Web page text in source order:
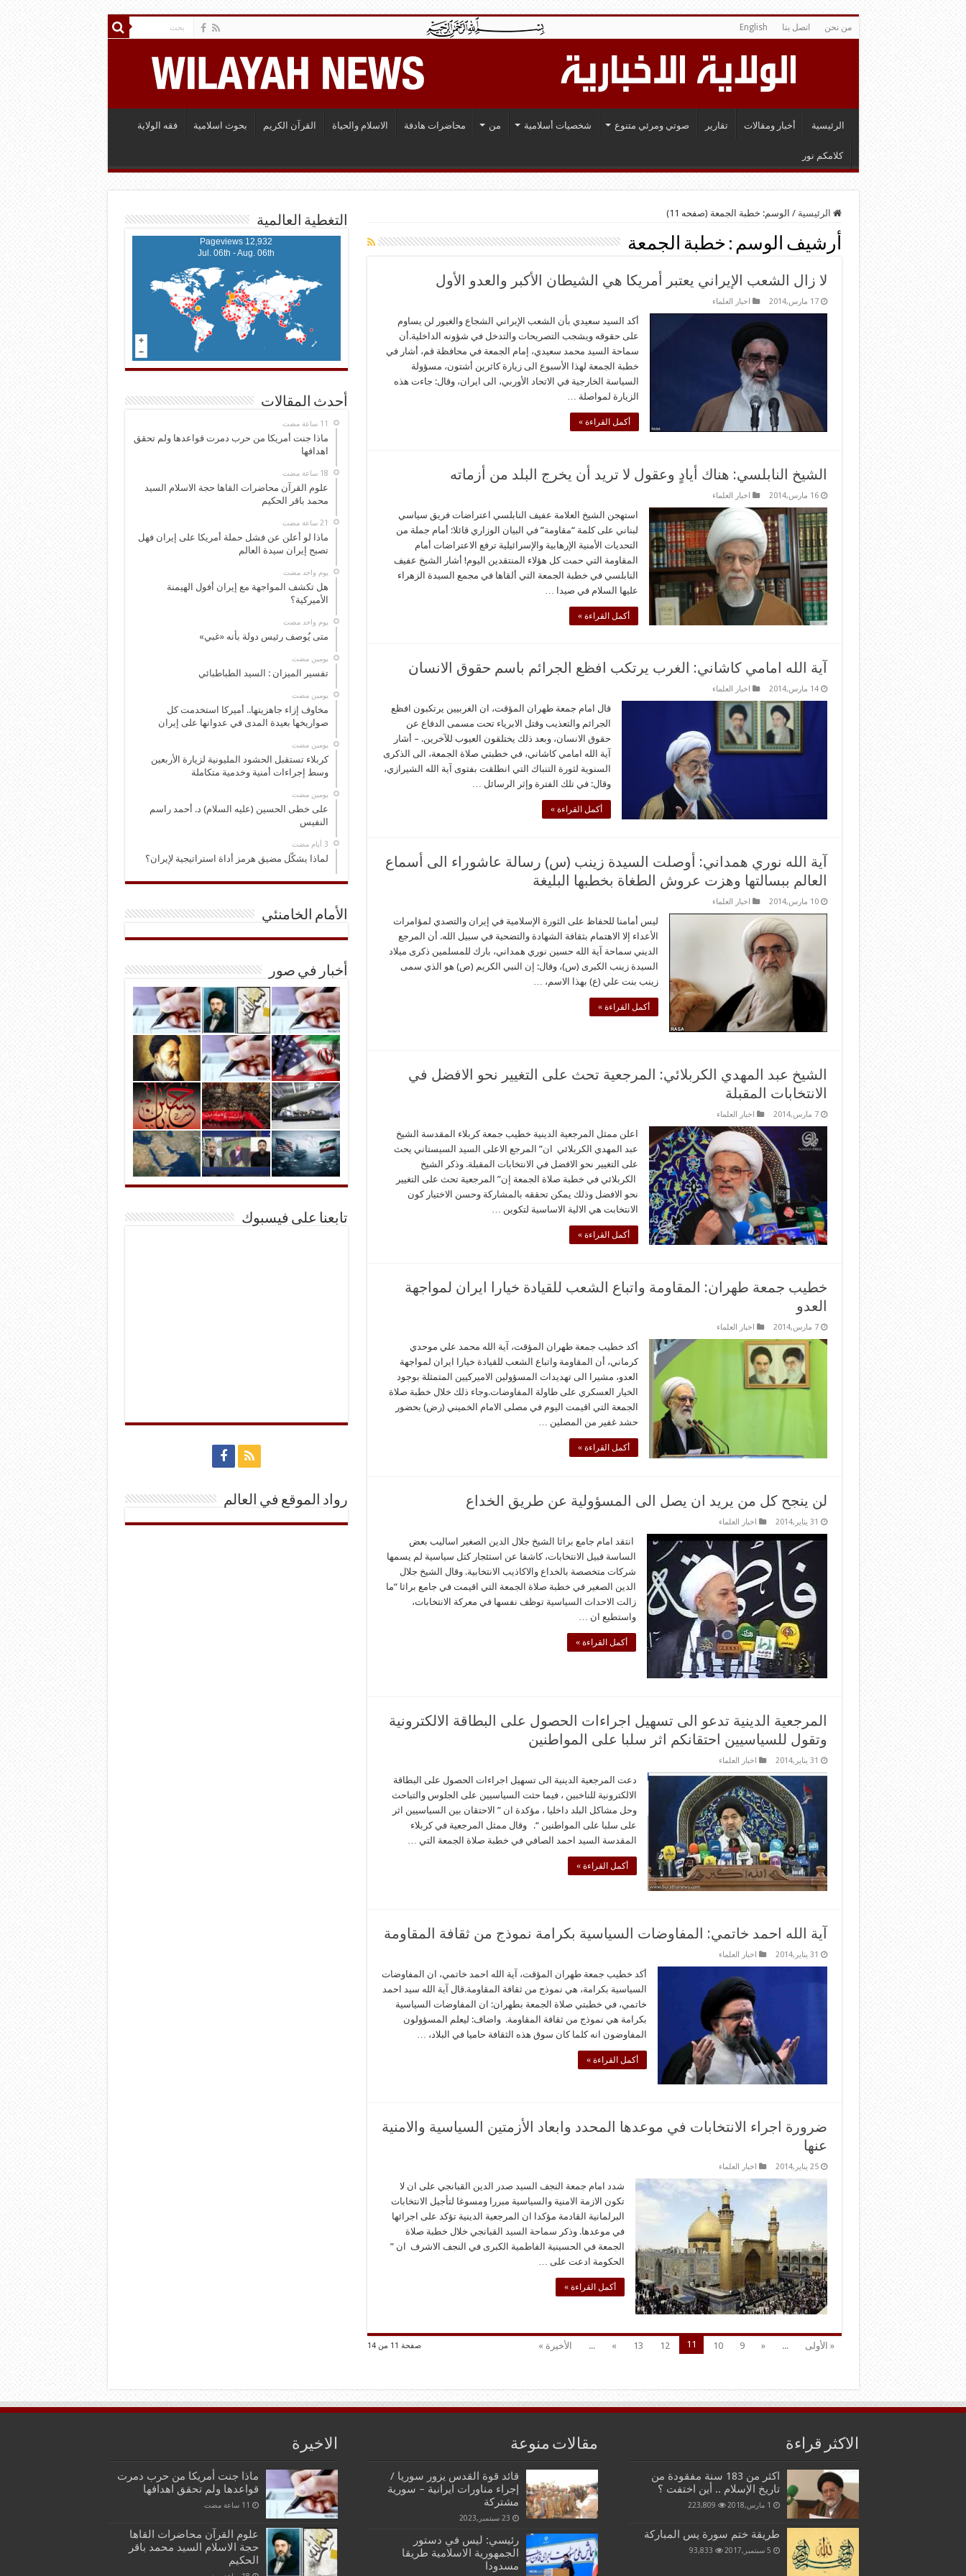
من نحن اتصل بنا English
الرئيسية أخبار ومقالات تقارير صوتي ومرئي متنوع شخصيات أسلامية من محاضرات هادفة الاسلام والحياة القرآن الكريم بحوث اسلامية فقه الولاية
كلامكم نور
الرئيسية / الوسم: خطبة الجمعة (صفحه 11)
أرشيف الوسم : خطبة الجمعة
لا زال الشعب الإيراني يعتبر أمريكا هي الشيطان الأكبر والعدو الأول
17 مارس,2014 اخبار العلماء
أكد السيد سعيدي بأن الشعب الإيراني الشجاع والغيور لن يساوم
على حقوقه ويشجب التصريحات والتدخل في شؤونه الداخلية.أن
سماحة السيد محمد سعيدي، إمام الجمعة في محافظة قم، أشار في
خطبة الجمعة لهذا الأسبوع الى زيارة كاثرين أشتون، مسؤولة
السياسة الخارجية في الاتحاد الأوربي، الى ايران، وقال: جاءت هذه
الزيارة لمواصلة …
أكمل القراءة »
الشيخ النابلسي: هناك أيادٍ وعقول لا تريد أن يخرج البلد من أزماته
16 مارس,2014 اخبار العلماء
استهجن الشيخ العلامة عفيف النابلسي اعتراضات فريق سياسي
لبناني على كلمة “مقاومة” في البيان الوزاري قائلا: أمام جملة من
التحديات الأمنية الإرهابية والإسرائيلية ترفع الاعتراضات أمام
المقاومة التي حمت كل هؤلاء المنتقدين اليوم! أشار الشيخ عفيف
النابلسي في خطبة الجمعة التي ألقاها في مجمع السيدة الزهراء
عليها السلام في صيدا …
أكمل القراءة »
آية الله امامي كاشاني: الغرب يرتكب افظع الجرائم باسم حقوق الانسان
14 مارس,2014 اخبار العلماء
قال امام جمعة طهران المؤقت، ان الغربيين يرتكبون افظع
الجرائم والتعذيب وقتل الابرياء تحت مسمى الدفاع عن
حقوق الانسان، وبعد ذلك يختلقون العيوب للآخرين. – أشار
آية الله امامي كاشاني، في خطبتي صلاة الجمعة، الى الذكرى
السنوية لثورة التنباك التي انطلقت بفتوى آية الله الشيرازي،
وقال: في تلك الفترة وإثر الرسائل …
أكمل القراءة »
آية الله نوري همداني: أوصلت السيدة زينب (س) رسالة عاشوراء الى أسماع
العالم ببسالتها وهزت عروش الطغاة بخطبها البليغة
10 مارس,2014 اخبار العلماء
ليس أمامنا للحفاظ على الثورة الإسلامية في إيران والتصدي لمؤامرات
الأعداء إلا الاهتمام بثقافة الشهادة والتضحية في سبيل الله. أن المرجع
الديني سماحة آية الله حسين نوري همداني، بارك للمسلمين ذكرى ميلاد
السيدة زينب الكبرى (س)، وقال: إن النبي الكريم (ص) هو الذي سمى
زينب بنت علي (ع) بهذا الاسم، …
أكمل القراءة »
الشيخ عبد المهدي الكربلائي: المرجعية تحث على التغيير نحو الافضل في
الانتخابات المقبلة
7 مارس,2014 اخبار العلماء
اعلن ممثل المرجعية الدينية خطيب جمعة كربلاء المقدسة الشيخ
عبد المهدي الكربلائي ان” المرجع الاعلى السيد السيستاني يحث
على التغيير نحو الافضل في الانتخابات المقبلة. وذكر الشيخ
الكربلائي في خطبة صلاة الجمعة إن” المرجعية تحث على التغيير
نحو الافضل وذلك يمكن تحققه بالمشاركة وحسن الاختيار كون
الانتخابت هي الالية الاساسية لتكوين …
أكمل القراءة »
خطيب جمعة طهران: المقاومة واتباع الشعب للقيادة خيارا ايران لمواجهة
العدو
7 مارس,2014 اخبار العلماء
أكد خطيب جمعة طهران المؤقت، آية الله محمد علي موحدي
کرماني، أن المقاومة واتباع الشعب للقيادة خيارا ايران لمواجهة
العدو، مشيرا الى تهديدات المسؤولين الاميركيين المتمثلة بوجود
الخيار العسكري على طاولة المفاوضات.وجاء ذلك خلال خطبة صلاة
الجمعة التي اقيمت اليوم في مصلى الامام الخميني (رض) بحضور
حشد غفير من المصلين …
أكمل القراءة »
لن ينجح كل من يريد ان يصل الى المسؤولية عن طريق الخداع
31 يناير,2014 اخبار العلماء
انتقد امام جامع براثا الشيخ جلال الدين الصغير اساليب بعض
الساسة قبيل الانتخابات، كاشفا عن استئجار كتل سياسية لم يسمها
شركات متخصصة بالخداع والاكاذيب الانتخابية. وقال الشيخ جلال
الدين الصغير في خطبة صلاة الجمعة التي اقيمت في جامع براثا “ما
زالت الاحداث السياسية توظف نفسها في معركة الانتخابات،
واستطيع ان …
أكمل القراءة »
المرجعية الدينية تدعو الى تسهيل اجراءات الحصول على البطاقة الالكترونية
وتقول للسياسيين احتقانكم اثر سلبا على المواطنين
31 يناير,2014 اخبار العلماء
دعت المرجعية الدينية الى تسهيل اجراءات الحصول على البطاقة
الالكترونية للناخبين ، فيما حثت السياسيين على الجلوس والتباحث
وحل مشاكل البلد داخليا ، مؤكدة ان ” الاحتقان بين السياسيين اثر
على سلبا على المواطنين “. وقال ممثل المرجعية في كربلاء
المقدسة السيد احمد الصافي في خطبة صلاة الجمعة التي …
أكمل القراءة »
آية الله احمد خاتمي: المفاوضات السياسية بكرامة نموذج من ثقافة المقاومة
31 يناير,2014 اخبار العلماء
أكد خطيب جمعة طهران المؤقت، آية الله احمد خاتمي، ان المفاوضات
السياسية بكرامة، هي نموذج من ثقافة المقاومة.قال آية الله سيد احمد
خاتمي، في خطبتي صلاة الجمعة بطهران: ان المفاوضات السياسية
بكرامة هي نموذج من ثقافة المقاومة. واضاف: ليعلم المسؤولون
المفاوضون انه كلما كان سوق هذه الثقافة حاميا في البلاد، …
أكمل القراءة »
ضرورة اجراء الانتخابات في موعدها المحدد وابعاد الأزمتين السياسية والامنية
عنها
25 يناير,2014 اخبار العلماء
شدد امام جمعة النجف السيد صدر الدين القبانجي على ان لا
تكون الازمة الامنية والسياسية مبررا ومسوغا لتأجيل الانتخابات
البرلمانية القادمة مؤكدا ان المرجعية الدينية تؤكد على اجرائها
في موعدها. وذكر سماحة السيد القبانجي خلال خطبة صلاة
الجمعة في الحسينية الفاطمية الكبرى في النجف الاشرف ان ”
الحكومة ادعت على …
أكمل القراءة »
صفحة 11 من 14 « الأولى ...
«
9
10
11
12
13
»
... الأخيرة »
التغطية العالمية
12,932 Pageviews
Jul. 06th - Aug. 06th
أحدث المقالات
ماذا جنت أمريكا من حرب دمرت قواعدها ولم تحقق
اهدافها
علوم القرآن محاضرات القاها حجة الاسلام السيد
محمد باقر الحكيم
ماذا لو أعلن عن فشل حملة أمريكا على إيران فهل
تصبح إيران سيدة العالم
‏يوم واحد مضت
هل تكشف المواجهة مع إيران أفول الهيمنة
الأميركية؟
‏يوم واحد مضت
متى يُوصف رئيس دولة بأنه «غبي»
‏يومين مضت
تفسير الميزان : السيد الطباطبائي
‏يومين مضت
مخاوف إزاء جاهزيتها.. أميركا استخدمت كل
صواريخها بعيدة المدى في عدوانها على إيران
‏يومين مضت
كربلاء تستقبل الحشود المليونية لزيارة الأربعين
وسط إجراءات أمنية وخدمية متكاملة
‏يومين مضت
على خطى الحسين (عليه السلام) د. أحمد راسم
النفيس
لماذا يشكّل مضيق هرمز أداة استراتيجية لإيران؟
الأمام الخامنئي
أخبار في صور
تابعنا على فيسبوك
رواد الموقع في العالم
الاكثر قراءة
اكثر من 183 سنة مفقودة من
تاريخ الإسلام .. أين اختفت ؟
1 مارس,2018 223,809
طريقة ختم سورة يس المباركة
5 سبتمبر,2017 93,833
مقالات منوعة
قائد قوة القدس يزور سوريا /
إجراء مناورات ايرانية – سورية
مشتركة
23 سبتمبر,2023
رئيسي: ليس في دستور
الجمهورية الاسلامية طريقا
مسدودا
الاخيرة
ماذا جنت أمريكا من حرب دمرت
قواعدها ولم تحقق اهدافها
علوم القرآن محاضرات القاها
حجة الاسلام السيد محمد باقر
الحكيم